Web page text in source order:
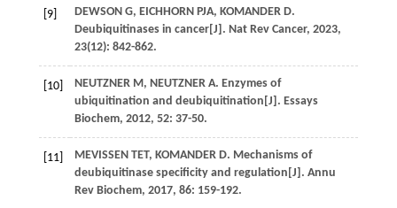
[9] DEWSON G, EICHHORN PJA, KOMANDER D.
Deubiquitinases in cancer[J]. Nat Rev Cancer, 2023,
23(12): 842-862.
[10] NEUTZNER M, NEUTZNER A. Enzymes of
ubiquitination and deubiquitination[J]. Essays
Biochem, 2012, 52: 37-50.
[11] MEVISSEN TET, KOMANDER D. Mechanisms of
deubiquitinase specificity and regulation[J]. Annu
Rev Biochem, 2017, 86: 159-192.